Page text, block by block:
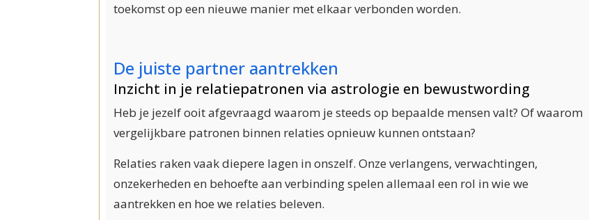
toekomst op een nieuwe manier met elkaar verbonden worden.
De juiste partner aantrekken
Inzicht in je relatiepatronen via astrologie en bewustwording
Heb je jezelf ooit afgevraagd waarom je steeds op bepaalde mensen valt? Of waarom
vergelijkbare patronen binnen relaties opnieuw kunnen ontstaan?
Relaties raken vaak diepere lagen in onszelf. Onze verlangens, verwachtingen,
onzekerheden en behoefte aan verbinding spelen allemaal een rol in wie we
aantrekken en hoe we relaties beleven.